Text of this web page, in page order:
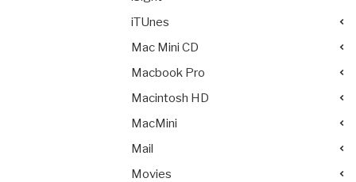
iTUnes
Mac Mini CD
Macbook Pro
Macintosh HD
MacMini
Mail
Movies